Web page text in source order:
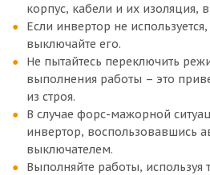
корпус, кабели и их изоляция,
Если инвертор не
выключайте его.
Не пытайтесь переключить
выполнения работы – это
из строя.
В случае форс-мажорной
инвертор, воспользовавшись
выключателем.
Выполняйте работы, используя